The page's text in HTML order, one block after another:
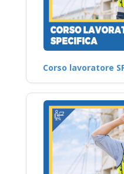
Corso lavoratore